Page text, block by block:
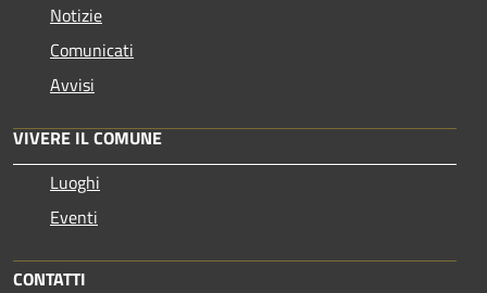
Notizie
Comunicati
Avvisi
VIVERE IL COMUNE
Luoghi
Eventi
CONTATTI